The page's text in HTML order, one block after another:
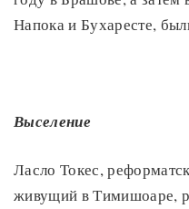
Напока и Бухаресте,
Выселение
Ласло Токес,
живущий в Тимишоаре,